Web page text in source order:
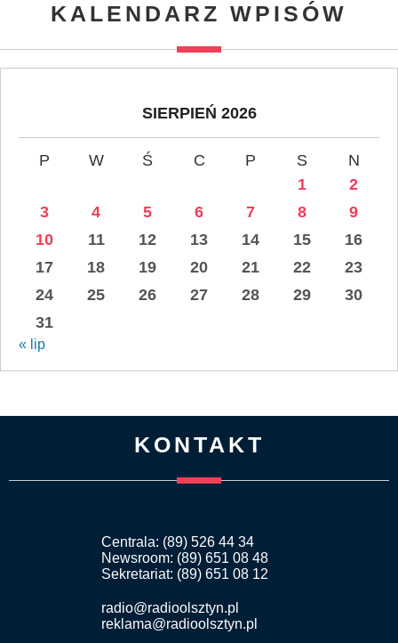
KALENDARZ WPISÓW
SIERPIEŃ 2026
P W Ś C P S
N
1
2
3
4 5 6 7 8
9
10
11 12 13 14 15
16
17
18 19 20 21 22
23
24
25 26 27 28 29
30
31
« lip
KONTAKT
Centrala: (89) 526 44 34
Newsroom: (89) 651 08 48
Sekretariat: (89) 651 08 12
radio@radioolsztyn.pl
reklama@radioolsztyn.pl